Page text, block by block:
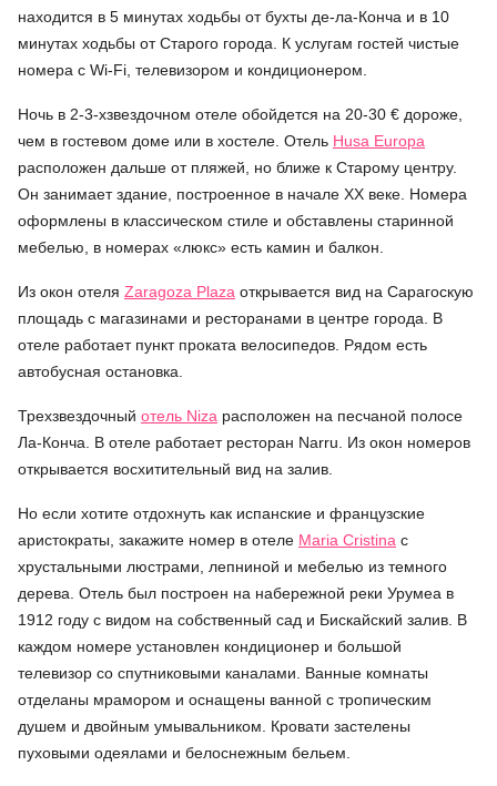
находится в 5 минутах ходьбы от бухты де-ла-Конча и в 10
минутах ходьбы от Старого города. К услугам гостей чистые
номера с Wi-Fi, телевизором и кондиционером.
Ночь в 2-3-хзвездочном отеле обойдется на 20-30 € дороже,
чем в гостевом доме или в хостеле. Отель Husa Europa
расположен дальше от пляжей, но ближе к Старому центру.
Он занимает здание, построенное в начале XX веке. Номера
оформлены в классическом стиле и обставлены старинной
мебелью, в номерах «люкс» есть камин и балкон.
Из окон отеля Zaragoza Plaza открывается вид на Сарагоскую
площадь с магазинами и ресторанами в центре города. В
отеле работает пункт проката велосипедов. Рядом есть
автобусная остановка.
Трехзвездочный отель Niza расположен на песчаной полосе
Ла-Конча. В отеле работает ресторан Narru. Из окон номеров
открывается восхитительный вид на залив.
Но если хотите отдохнуть как испанские и французские
аристократы, закажите номер в отеле Maria Cristina с
хрустальными люстрами, лепниной и мебелью из темного
дерева. Отель был построен на набережной реки Урумеа в
1912 году с видом на собственный сад и Бискайский залив. В
каждом номере установлен кондиционер и большой
телевизор со спутниковыми каналами. Ванные комнаты
отделаны мрамором и оснащены ванной с тропическим
душем и двойным умывальником. Кровати застелены
пуховыми одеялами и белоснежным бельем.